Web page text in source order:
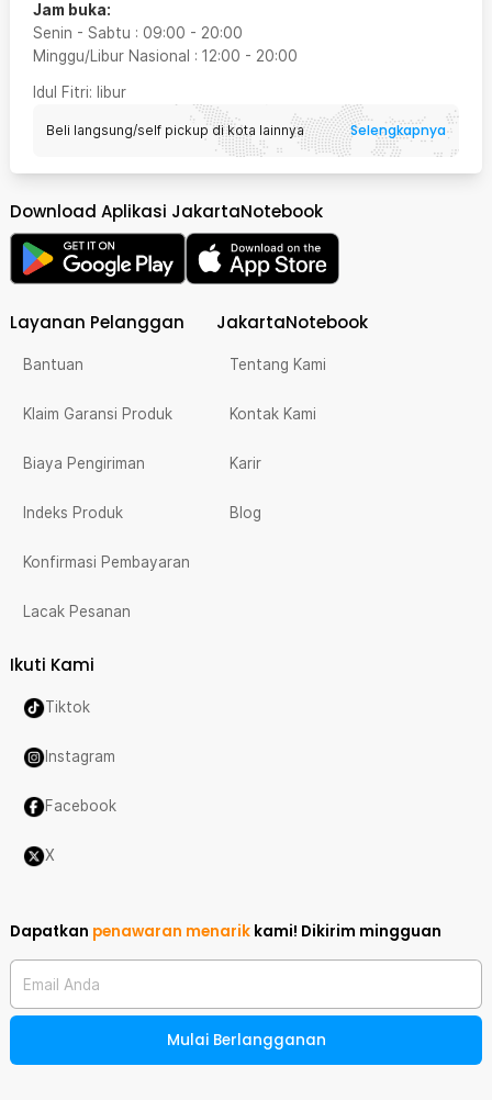
Jam buka:
Senin - Sabtu : 09:00 - 20:00
Minggu/Libur Nasional : 12:00 - 20:00
Idul Fitri: libur
Beli langsung/self pickup di kota lainnya Selengkapnya
Download Aplikasi JakartaNotebook
Layanan Pelanggan
Bantuan
Klaim Garansi Produk
Biaya Pengiriman
Indeks Produk
Konfirmasi Pembayaran
Lacak Pesanan
JakartaNotebook
Tentang Kami
Kontak Kami
Karir
Blog
Ikuti Kami
Tiktok
Instagram
Facebook
X
Dapatkan penawaran menarik kami! Dikirim mingguan
Email Anda
Mulai Berlangganan